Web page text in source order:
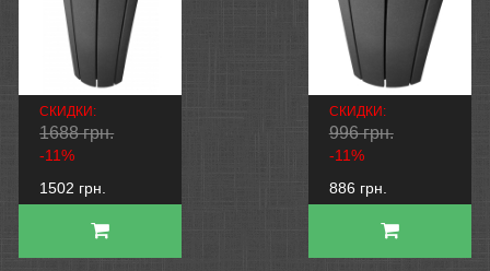
СКИДКИ:
1688 грн.
-11%
1502 грн.
СКИДКИ:
996 грн.
-11%
886 грн.